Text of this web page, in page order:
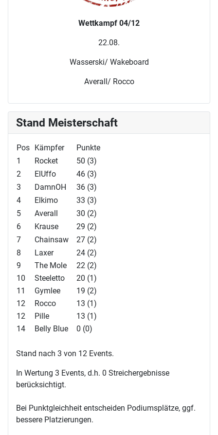
Wettkampf 04/12
22.08.
Wasserski/ Wakeboard
Averall/ Rocco
Stand Meisterschaft
Pos Kämpfer
Punkte
1
Rocket
50 (3)
2
ElUffo
46 (3)
3
DamnOH
36 (3)
4
Elkimo
33 (3)
5
Averall
30 (2)
6
Krause
29 (2)
7
Chainsaw
27 (2)
8
Laxer
24 (2)
9
The Mole
22 (2)
10
Steeletto
20 (1)
11
Gymlee
19 (2)
12
Rocco
13 (1)
12
Pille
13 (1)
14
Belly Blue 0 (0)
Stand nach 3 von 12 Events.
In Wertung 3 Events, d.h. 0 Streichergebnisse
berücksichtigt.
Bei Punktgleichheit entscheiden Podiumsplätze, ggf.
bessere Platzierungen.